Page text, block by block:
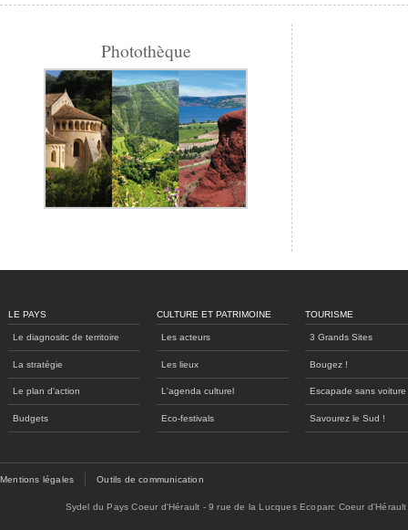
Photothèque
LE PAYS
Le diagnositc de territoire
La stratégie
Le plan d'action
Budgets
CULTURE ET PATRIMOINE
Les acteurs
Les lieux
L'agenda culturel
Eco-festivals
TOURISME
3 Grands Sites
Bougez !
Escapade sans voiture
Savourez le Sud !
Mentions légales Outils de communication
Sydel du Pays Coeur d'Hérault - 9 rue de la Lucques Ecoparc Coeur